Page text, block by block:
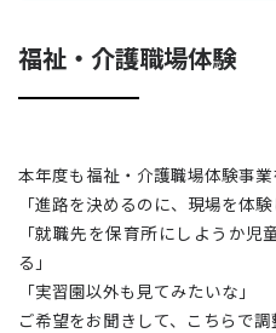
福祉・介護職場体験
本年度も福祉・介護職場体験事業
「進路を決めるのに、現場を体験
「就職先を保育所にしようか
る」
「実習園以外も見てみたいな」
ご希望をお聞きして、こちらで調